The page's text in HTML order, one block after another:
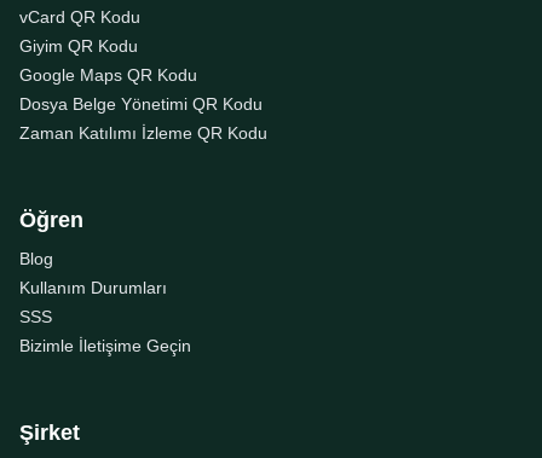
vCard QR Kodu
Giyim QR Kodu
Google Maps QR Kodu
Dosya Belge Yönetimi QR Kodu
Zaman Katılımı İzleme QR Kodu
Öğren
Blog
Kullanım Durumları
SSS
Bizimle İletişime Geçin
Şirket